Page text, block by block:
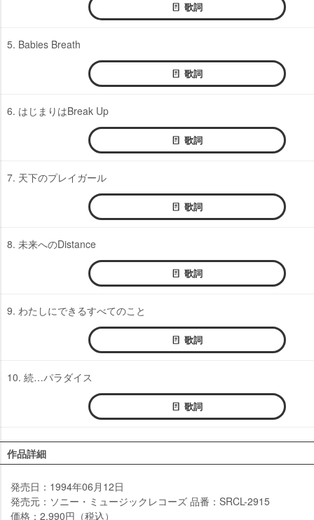
歌詞
5. Babies Breath
歌詞
6. はじまりはBreak Up
歌詞
7. 天下のプレイガール
歌詞
8. 未来へのDistance
歌詞
9. わたしにできるすべてのこと
歌詞
10. 続…パラダイス
歌詞
作品詳細
発売日：1994年06月12日
発売元：ソニー・ミュージックレコーズ 品番：SRCL-2915
価格：2,990円（税込）